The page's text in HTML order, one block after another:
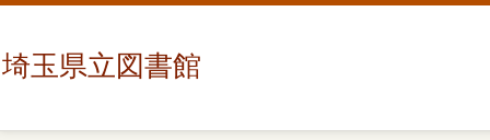
埼玉県立図書館